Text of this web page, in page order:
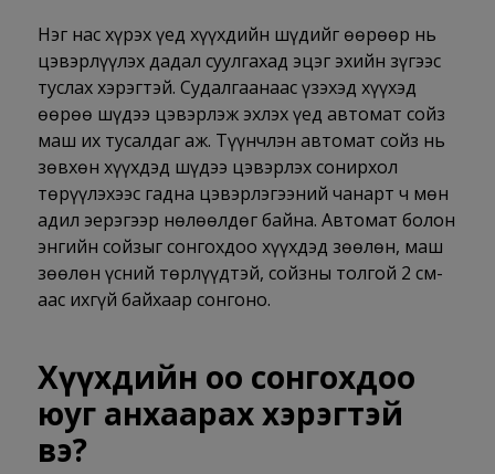
Нэг нас хүрэх үед хүүхдийн шүдийг өөрөөр нь
цэвэрлүүлэх дадал суулгахад эцэг эхийн зүгээс
туслах хэрэгтэй. Судалгаанаас үзэхэд хүүхэд
өөрөө шүдээ цэвэрлэж эхлэх үед автомат сойз
маш их тусалдаг аж. Түүнчлэн автомат сойз нь
зөвхөн хүүхдэд шүдээ цэвэрлэх сонирхол
төрүүлэхээс гадна цэвэрлэгээний чанарт ч мөн
адил эерэгээр нөлөөлдөг байна. Автомат болон
энгийн сойзыг сонгохдоо хүүхдэд зөөлөн, маш
зөөлөн үсний төрлүүдтэй, сойзны толгой 2 см-
аас ихгүй байхаар сонгоно.
Хүүхдийн оо сонгохдоо
юуг анхаарах хэрэгтэй
вэ?